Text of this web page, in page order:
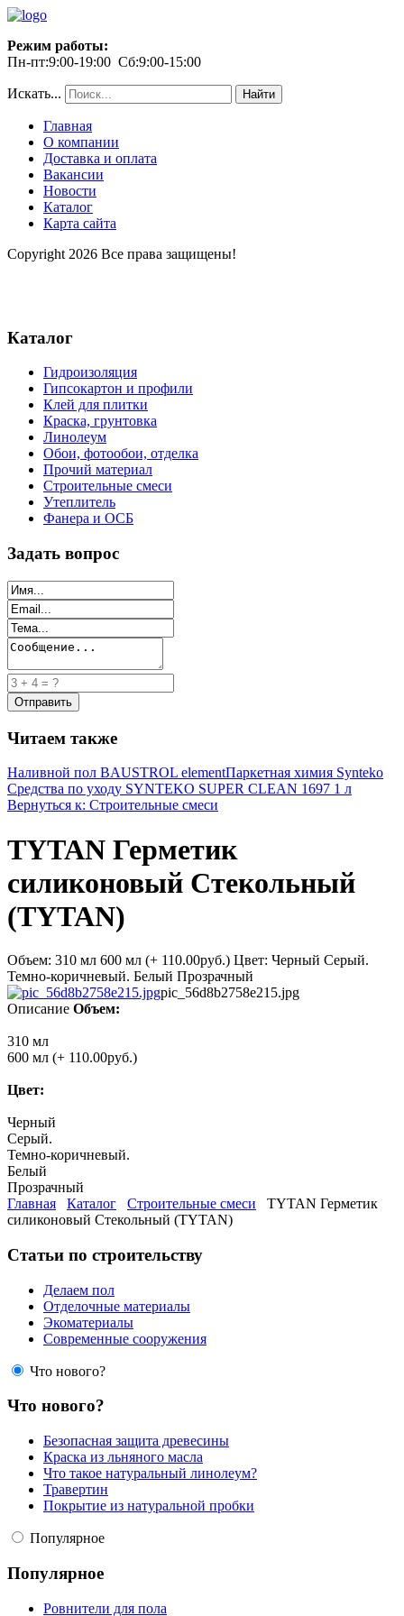
Режим работы:
Пн-пт:9:00-19:00 Сб:9:00-15:00
Искать... Найти
Главная
О компании
Доставка и оплата
Вакансии
Новости
Каталог
Карта сайта
Copyright 2026 Все права защищены!
Каталог
Гидроизоляция
Гипсокартон и профили
Клей для плитки
Краска, грунтовка
Линолеум
Обои, фотообои, отделка
Прочий материал
Строительные смеси
Утеплитель
Фанера и ОСБ
Задать вопрос
Читаем также
Наливной пол BAUSTROL elementПаркетная химия Synteko
Средства по уходу SYNTEKO SUPER CLEAN 1697 1 л
Вернуться к: Строительные смеси
TYTAN Герметик
силиконовый Стекольный
(TYTAN)
Объем: 310 мл 600 мл (+ 110.00руб.) Цвет: Черный Серый.
Темно-коричневый. Белый Прозрачный
pic_56d8b2758e215.jpg
Описание Объем:
310 мл
600 мл (+ 110.00руб.)
Цвет:
Черный
Серый.
Темно-коричневый.
Белый
Прозрачный
Главная
Каталог Строительные смеси
TYTAN Герметик
силиконовый Стекольный (TYTAN)
Статьи по строительству
Делаем пол
Отделочные материалы
Экоматериалы
Современные сооружения
Что нового?
Что нового?
Безопасная защита древесины
Краска из льняного масла
Что такое натуральный линолеум?
Травертин
Покрытие из натуральной пробки
Популярное
Популярное
Ровнители для пола